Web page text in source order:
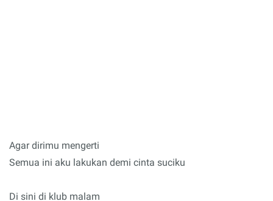
Agar dirimu mengerti
Semua ini aku lakukan demi cinta suciku
Di sini di klub malam